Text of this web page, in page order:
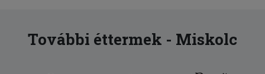
További éttermek - Miskolc